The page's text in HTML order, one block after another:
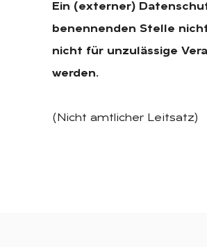
Ein (externer)
benennenden Stelle
nicht für unzulässige
werden.
(Nicht amtlicher Leitsatz)